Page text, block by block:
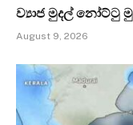
ව්‍යාජ මුදල් නෝට්ටු
August 9, 2026